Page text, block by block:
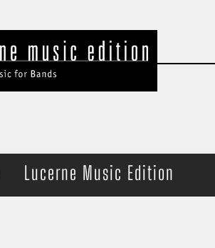
Lucerne Music Edition